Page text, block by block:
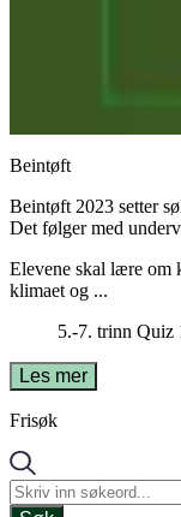
Beintøft
Beintøft 2023 setter
Det følger med
Elevene skal lære om
klimaet og ...
5.-7. trinn Quiz
Les mer
Frisøk